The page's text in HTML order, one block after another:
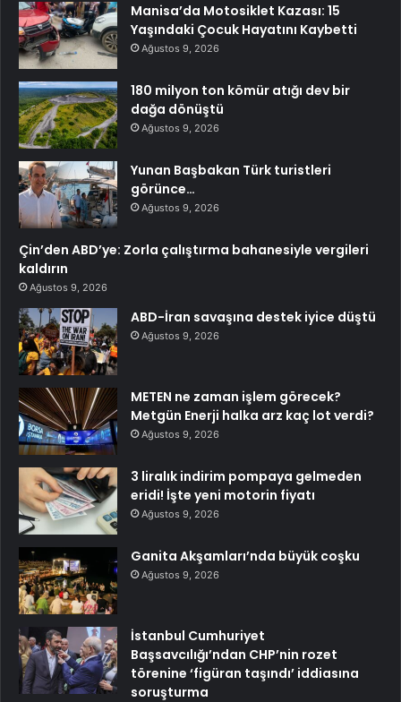
Manisa’da Motosiklet Kazası: 15
Yaşındaki Çocuk Hayatını Kaybetti
Ağustos 9, 2026
180 milyon ton kömür atığı dev bir
dağa dönüştü
Ağustos 9, 2026
Yunan Başbakan Türk turistleri
görünce…
Ağustos 9, 2026
Çin’den ABD’ye: Zorla çalıştırma bahanesiyle vergileri
kaldırın
Ağustos 9, 2026
ABD-İran savaşına destek iyice düştü
Ağustos 9, 2026
METEN ne zaman işlem görecek?
Metgün Enerji halka arz kaç lot verdi?
Ağustos 9, 2026
3 liralık indirim pompaya gelmeden
eridi! İşte yeni motorin fiyatı
Ağustos 9, 2026
Ganita Akşamları’nda büyük coşku
Ağustos 9, 2026
İstanbul Cumhuriyet
Başsavcılığı’ndan CHP’nin rozet
törenine ‘figüran taşındı’ iddiasına
soruşturma